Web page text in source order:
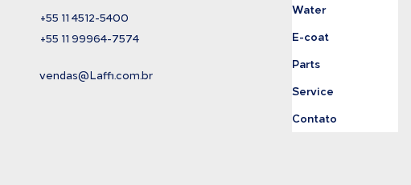
+55 11 4512-5400
+55 11 99964-7574
vendas@Laffi.com.br
Water
E-coat
Parts
Service
Contato